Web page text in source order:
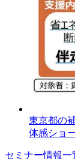
東京都の
体感ショ
セミナー情報一